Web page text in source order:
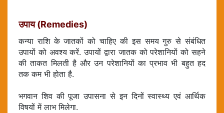
उपाय (Remedies)
कन्या राशि के जातकों को चाहिए की इस समय गुरु से संबंधित
उपायों को अवश्य करें. उपायों द्वारा जातक को परेशानियों को सहने
की ताकत मिलती है और उन परेशानियों का प्रभाव भी बहुत हद
तक कम भी होता है.
भगवान शिव की पूजा उपासना से इन दिनों स्वास्थ्य एवं आर्थिक
विषयों में लाभ मिलेगा.